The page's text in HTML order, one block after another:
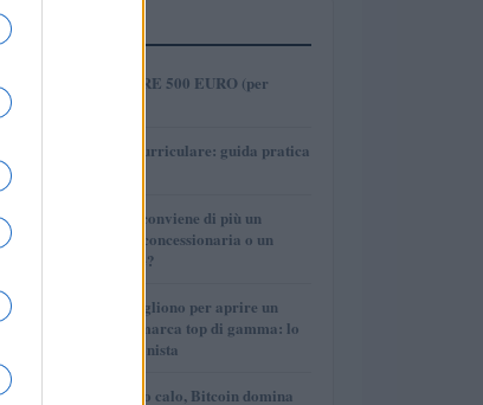
PIÙ LETTI
1
COME INVESTIRE 500 EURO (per
2
Tirocinio extra-curriculare: guida pratica
3
Per le auto usate conviene di più un
finanziamento in concessionaria o un
prestito personale?
4
Quanti soldi ci vogliono per aprire un
autosalone multimarca top di gamma: lo
spiega il professionista
Mercati in leggero calo, Bitcoin domina